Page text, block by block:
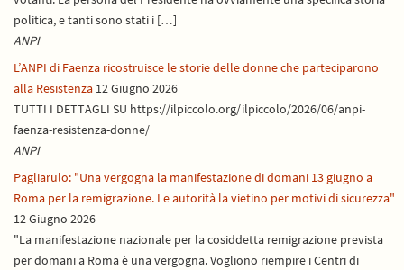
politica, e tanti sono stati i […]
ANPI
L’ANPI di Faenza ricostruisce le storie delle donne che parteciparono
alla Resistenza 12 Giugno 2026
TUTTI I DETTAGLI SU https://ilpiccolo.org/ilpiccolo/2026/06/anpi-
faenza-resistenza-donne/
ANPI
Pagliarulo: "Una vergogna la manifestazione di domani 13 giugno a
Roma per la remigrazione. Le autorità la vietino per motivi di sicurezza"
12 Giugno 2026
"La manifestazione nazionale per la cosiddetta remigrazione prevista
per domani a Roma è una vergogna. Vogliono riempire i Centri di